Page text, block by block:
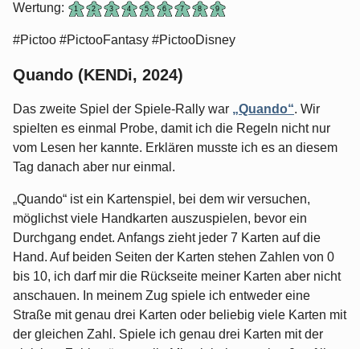
Wertung:
#Pictoo #PictooFantasy #PictooDisney
Quando (KENDi, 2024)
Das zweite Spiel der Spiele-Rally war „Quando“. Wir
spielten es einmal Probe, damit ich die Regeln nicht nur
vom Lesen her kannte. Erklären musste ich es an diesem
Tag danach aber nur einmal.
„Quando“ ist ein Kartenspiel, bei dem wir versuchen,
möglichst viele Handkarten auszuspielen, bevor ein
Durchgang endet. Anfangs zieht jeder 7 Karten auf die
Hand. Auf beiden Seiten der Karten stehen Zahlen von 0
bis 10, ich darf mir die Rückseite meiner Karten aber nicht
anschauen. In meinem Zug spiele ich entweder eine
Straße mit genau drei Karten oder beliebig viele Karten mit
der gleichen Zahl. Spiele ich genau drei Karten mit der